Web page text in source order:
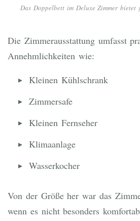
Das Doppelbett im Deluxe Zimmer bietet
Die Zimmerausstattung umfasst
Annehmlichkeiten wie:
Kleinen Kühlschrank
Zimmersafe
Kleinen Fernseher
Klimaanlage
Wasserkocher
Von der Größe her war das
wenn es nicht besonders